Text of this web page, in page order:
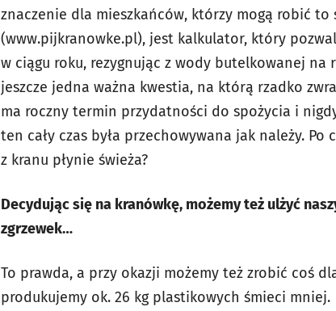
znaczenie dla mieszkańców, którzy mogą robić
(www.pijkranowke.pl), jest kalkulator, który
w ciągu roku, rezygnując z wody butelkowanej na
jeszcze jedna ważna kwestia, na którą rzadko
ma roczny termin przydatności do spożycia i
ten cały czas była przechowywana jak należy.
z kranu płynie świeża?
Decydując się na kranówkę, możemy też ulżyć
zgrzewek…
To prawda, a przy okazji możemy też zrobić coś
produkujemy ok. 26 kg plastikowych śmieci mniej.